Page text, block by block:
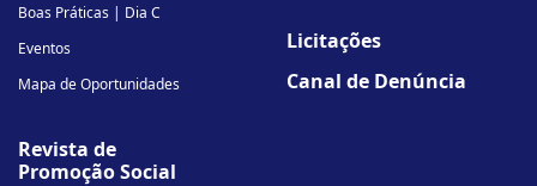
Boas Práticas | Dia C
Eventos
Mapa de Oportunidades
Revista de
Promoção Social
Licitações
Canal de Denúncia